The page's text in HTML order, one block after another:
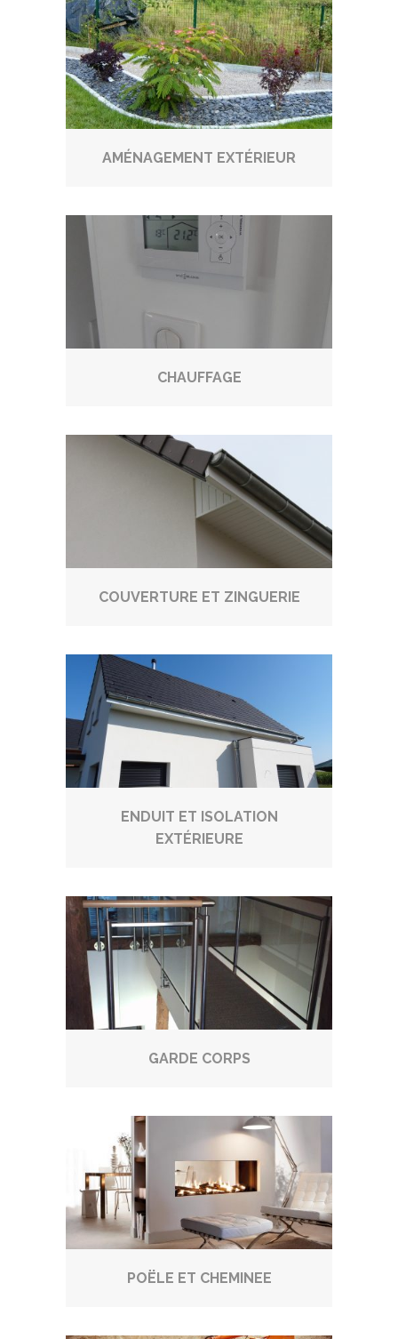
AMÉNAGEMENT EXTÉRIEUR
CHAUFFAGE
COUVERTURE ET ZINGUERIE
ENDUIT ET ISOLATION
EXTÉRIEURE
GARDE CORPS
POËLE ET CHEMINEE